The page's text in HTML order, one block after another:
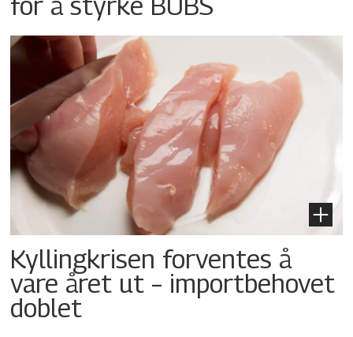
Kyllingkrisen forventes å
vare året ut – importbehovet
doblet